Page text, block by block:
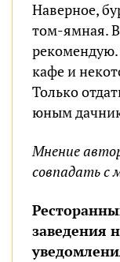
Наверное,
том-ямная. В
кафе и
Только
юным
Мнение
совпадать с
заведения